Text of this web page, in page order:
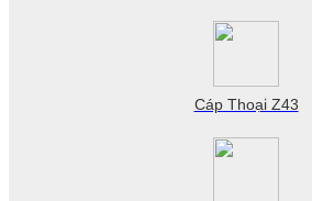
Cáp Thoại Z43